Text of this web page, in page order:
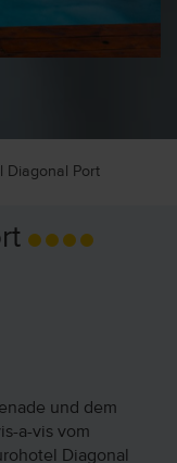
Diagonal Port
und dem
a-vis vom
Diagonal